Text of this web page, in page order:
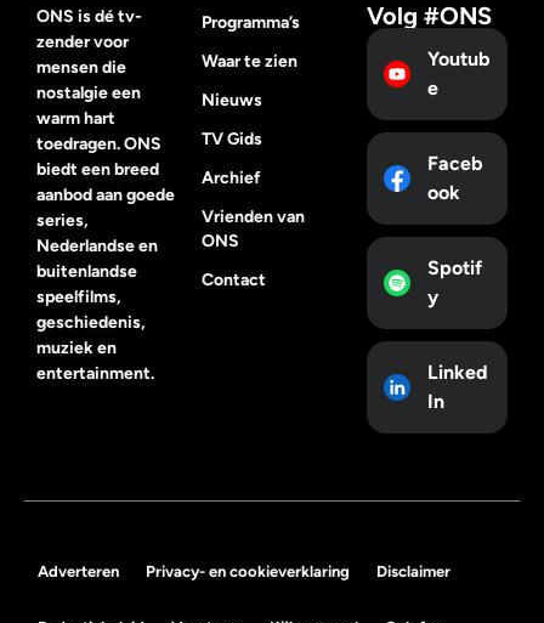
ONS is dé tv-
zender voor
mensen die
nostalgie een
warm hart
toedragen. ONS
biedt een breed
aanbod aan goede
series,
Nederlandse en
buitenlandse
speelfilms,
geschiedenis,
muziek en
entertainment.
Programma’s
Waar te zien
Nieuws
TV Gids
Archief
Vrienden van
ONS
Contact
Volg #ONS
Youtub
e
Faceb
ook
Spotif
y
Linked
In
Adverteren Privacy- en cookieverklaring Disclaimer